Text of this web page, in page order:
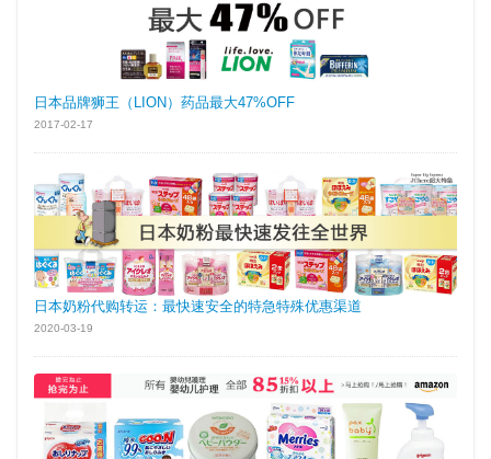
日本品牌狮王（LION）药品最大47%OFF
2017-02-17
日本奶粉代购转运：最快速安全的特急特殊优惠渠道
2020-03-19